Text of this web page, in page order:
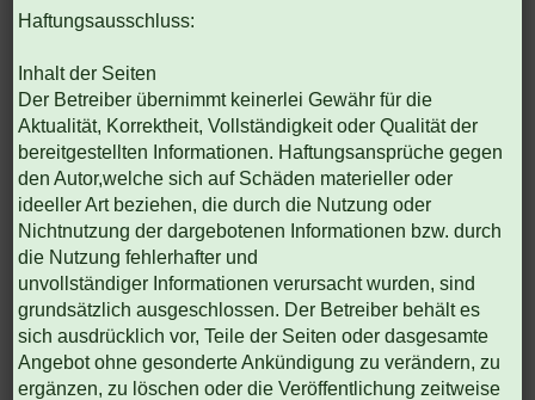
Haftungsausschluss:
Inhalt der Seiten
Der Betreiber übernimmt keinerlei Gewähr für die
Aktualität, Korrektheit, Vollständigkeit oder Qualität der
bereitgestellten Informationen. Haftungsansprüche gegen
den Autor,welche sich auf Schäden materieller oder
ideeller Art beziehen, die durch die Nutzung oder
Nichtnutzung der dargebotenen Informationen bzw. durch
die Nutzung fehlerhafter und
unvollständiger Informationen verursacht wurden, sind
grundsätzlich ausgeschlossen. Der Betreiber behält es
sich ausdrücklich vor, Teile der Seiten oder dasgesamte
Angebot ohne gesonderte Ankündigung zu verändern, zu
ergänzen, zu löschen oder die Veröffentlichung zeitweise